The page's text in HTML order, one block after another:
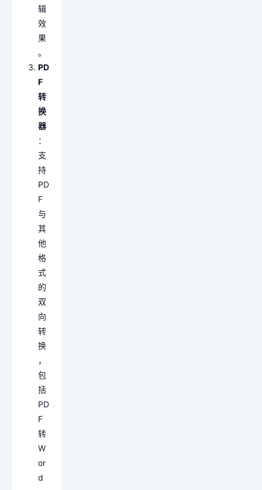
辑
效
果
。
PD
F
转
换
器
：
支
持
PD
F
与
其
他
格
式
的
双
向
转
换
，
包
括
PD
F
转
W
or
d